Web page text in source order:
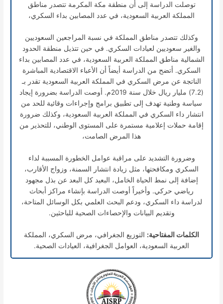
توصلت الدراسة إلى أن منطقة مكة المكرمة تتصدر مناطق
المملكة العربية السعودية، في عدد المصابين بداء السكري،
وكذلك تتصدر مناطق المملكة في نسبة المراجعين السعوديين
والغير سعوديين لعيادات السكري. في حين تتذيل منطقة الحدود
الشمالية مناطق المملكة العربية السعودية، في عدد المصابين بداء
السكري. أتضح من الدراسة أيضاً أن الأعباء الاقتصادية المباشرة
الناتجة عن مرض السكري في المملكة العربية السعودية تقدر بـ
(7.2) مليار ريال خلال سنة 2019م. أوصت الدراسة بضرورة إيجاد
سياسة وطنية تهدف إلى تطبيق برامج وإجراءات وقائية للحد من
انتشار داء السكري في المملكة العربية السعودية، وكذلك ضرورة
إقامة حملات إعلامية مستمرة على المستوى الوطني، للتحذير من
هذا المرض الصامت،
وضرورة التشديد على مراقبة عوامل الخطورة المسببة لداء
السكري ومكافحتها، مثل زيادة انتشار السمنة، وزواج الأقارب،
إضافة إلى نمط الحياة الخامل، البعيد كل البعد عن بذل مجهود
رياضي حركي. وأخيراً أوصت الدراسة بإنشاء مراكز أبحاث
لدراسة داء السكري، ودعم البحث العلمي بكل الوسائل المتاحة،
وتقديم البيانات والإحصاءات الصحية للباحثين.
الكلمات المفتاحية: التوزيع الجغرافي، مرض السكري، المملكة
العربية السعودية، العوامل الجغرافية، العيادات الصحية.